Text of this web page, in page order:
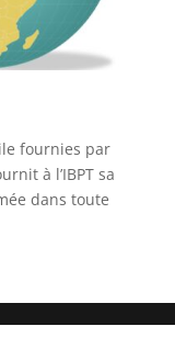
fournies par
à l’IBPT sa
dans toute